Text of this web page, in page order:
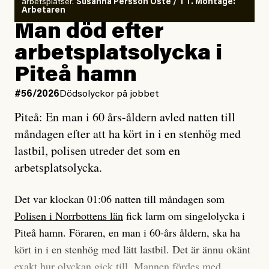
Vem är det som Dagens ETC skriver för?
Vad betyder det att vara en röd, grön och oberoende
tidning?
Vad är bra journalistik?
Ett försök till korta svar som jag hoppas kan förtydliga
för Kuhn och Sassarinis-McGowan och andra hur jag
som chefredaktör ser på Dagens ETC:s uppdrag och
roll.
Vi skriver för våra läsare som vill bli informerade,
överraskade, bekräftade, utmanade – och som kräver
att vi granskar allt och alla.
så säger jag tvärtemot.
Jag lärde mig renovera
enligt uråldrig metod
och lade min sista ungdom
på att laga en gammal bod.
Jag sökte ljuset och meningen,
efter det som var rent, rätt och sant,
och aldrig såg jag det klarare än
när jag ombord på bussen hjälpte en tant.
#23/2026Intervjun
Jesper Lundby: ”Livet i sig
är ganska politiskt”
arbetsplatser. Susanna Persson Öste / TT. Montage:
Arbetaren
Man död efter
arbetsplatsolycka i
Piteå hamn
#56/2026 Dödsolyckor på jobbet
Piteå: En man i 60 års-åldern avled natten till
måndagen efter att ha kört in i en stenhög med
lastbil, polisen utreder det som en
arbetsplatsolycka.
Det var klockan 01:06 natten till måndagen som
Polisen i Norrbottens län fick larm om singelolycka i
Piteå hamn. Föraren, en man i 60-års åldern, ska ha
kört in i en stenhög med lätt lastbil. Det är ännu okänt
exakt hur olyckan gick till. Mannen fördes med